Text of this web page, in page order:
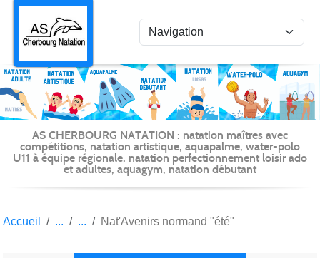
AS CHERBOURG NATATION : natation maîtres avec
compétitions, natation artistique, aquapalme, water-polo
U11 à équipe régionale, natation perfectionnement loisir ado
et adultes, aquagym, natation débutant
Accueil Nat'Avenirs normand "été"
Panneau de gestion des cookies